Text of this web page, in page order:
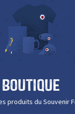
Boutique
produits du Souvenir